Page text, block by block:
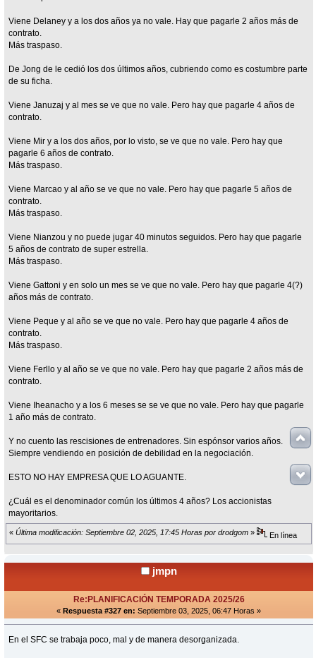
Viene Delaney y a los dos años ya no vale. Hay que pagarle 2 años más de
contrato.
Más traspaso.
De Jong de le cedió los dos últimos años, cubriendo como es costumbre parte
de su ficha.
Viene Januzaj y al mes se ve que no vale. Pero hay que pagarle 4 años de
contrato.
Viene Mir y a los dos años, por lo visto, se ve que no vale. Pero hay que
pagarle 6 años de contrato.
Más traspaso.
Viene Marcao y al año se ve que no vale. Pero hay que pagarle 5 años de
contrato.
Más traspaso.
Viene Nianzou y no puede jugar 40 minutos seguidos. Pero hay que pagarle
5 años de contrato de super estrella.
Más traspaso.
Viene Gattoni y en solo un mes se ve que no vale. Pero hay que pagarle 4(?)
años más de contrato.
Viene Peque y al año se ve que no vale. Pero hay que pagarle 4 años de
contrato.
Más traspaso.
Viene Ferllo y al año se ve que no vale. Pero hay que pagarle 2 años más de
contrato.
Viene Iheanacho y a los 6 meses se se ve que no vale. Pero hay que pagarle
1 año más de contrato.
Y no cuento las rescisiones de entrenadores. Sin espónsor varios años.
Siempre vendiendo en posición de debilidad en la negociación.
ESTO NO HAY EMPRESA QUE LO AGUANTE.
¿Cuál es el denominador común los últimos 4 años? Los accionistas
mayoritarios.
« Última modificación: Septiembre 02, 2025, 17:45 Horas por drodgom » En línea
jmpn
Re:PLANIFICACIÓN TEMPORADA 2025/26
« Respuesta #327 en: Septiembre 03, 2025, 06:47 Horas »
En el SFC se trabaja poco, mal y de manera desorganizada.